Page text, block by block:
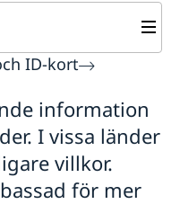
ID-kort
information
I vissa länder
villkor.
för mer